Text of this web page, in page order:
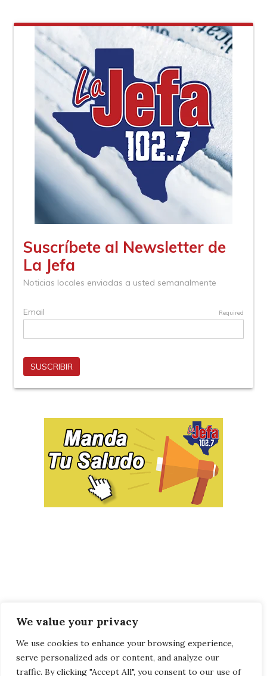
We value your privacy
We use cookies to enhance your browsing experience,
serve personalized ads or content, and analyze our
traffic. By clicking "Accept All", you consent to our use of